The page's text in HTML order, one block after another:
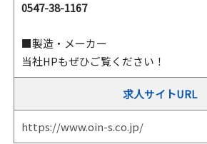
0547-38-1167
■製造・メーカー
当社HPもぜひご覧ください！
求人サイトURL
https://www.oin-s.co.jp/